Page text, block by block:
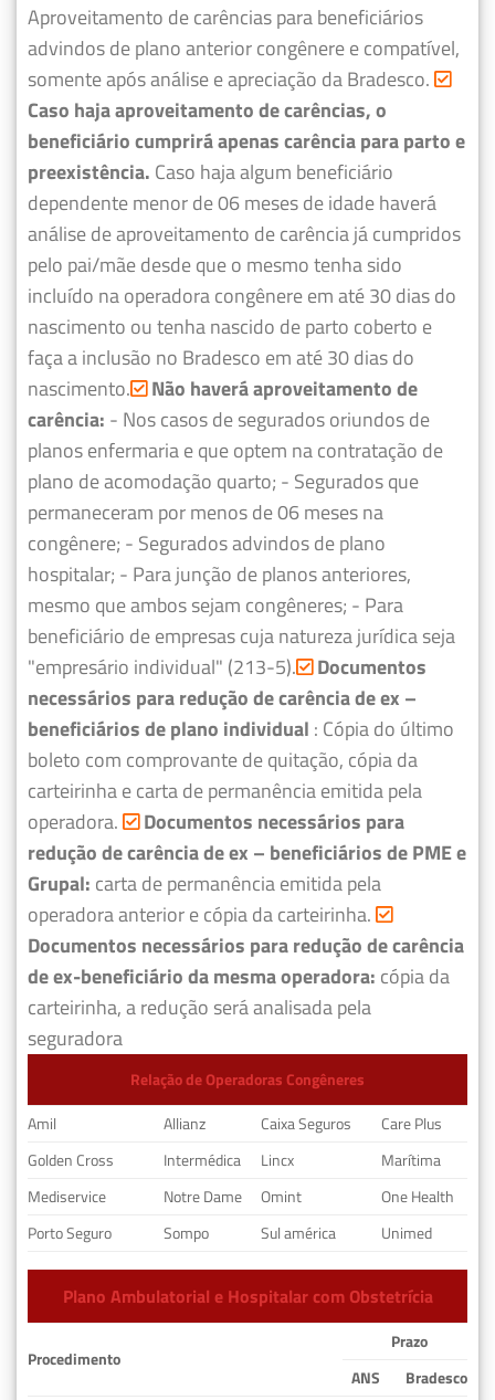
Aproveitamento de carências para beneficiários
advindos de plano anterior congênere e compatível,
somente após análise e apreciação da Bradesco.
Caso haja aproveitamento de carências, o
beneficiário cumprirá apenas carência para parto e
preexistência. Caso haja algum beneficiário
dependente menor de 06 meses de idade haverá
análise de aproveitamento de carência já cumpridos
pelo pai/mãe desde que o mesmo tenha sido
incluído na operadora congênere em até 30 dias do
nascimento ou tenha nascido de parto coberto e
faça a inclusão no Bradesco em até 30 dias do
nascimento. Não haverá aproveitamento de
carência: - Nos casos de segurados oriundos de
planos enfermaria e que optem na contratação de
plano de acomodação quarto; - Segurados que
permaneceram por menos de 06 meses na
congênere; - Segurados advindos de plano
hospitalar; - Para junção de planos anteriores,
mesmo que ambos sejam congêneres; - Para
beneficiário de empresas cuja natureza jurídica seja
"empresário individual" (213-5). Documentos
necessários para redução de carência de ex –
beneficiários de plano individual : Cópia do último
boleto com comprovante de quitação, cópia da
carteirinha e carta de permanência emitida pela
operadora.
Documentos necessários para
redução de carência de ex – beneficiários de PME e
Grupal: carta de permanência emitida pela
operadora anterior e cópia da carteirinha.
Documentos necessários para redução de carência
de ex-beneficiário da mesma operadora: cópia da
carteirinha, a redução será analisada pela
seguradora
Relação de Operadoras Congêneres
Amil
Allianz Caixa Seguros
Care Plus
Golden Cross
Intermédica Lincx
Marítima
Mediservice
Notre Dame Omint
One Health
Porto Seguro
Sompo Sul américa Unimed
Plano Ambulatorial e Hospitalar com Obstetrícia
Procedimento
Prazo
ANS
Bradesco